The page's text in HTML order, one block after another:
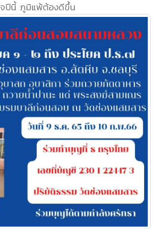
จปีนี้ ภูมิแพ้ต้องดีขึ้น